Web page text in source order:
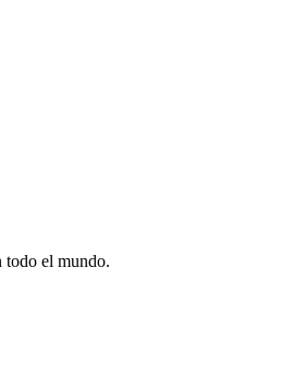
todo el mundo.